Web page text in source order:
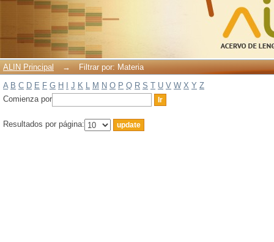
ALIN Principal →
Filtrar por: Materia
A B C D E F G H J K L M N O P Q R S T U V W X Y Z
Comienza por
Resultados por página: